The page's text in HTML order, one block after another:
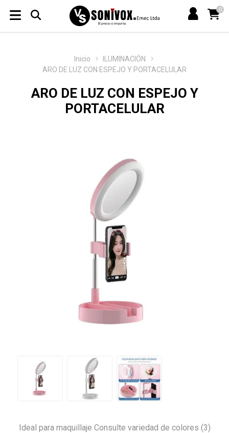
0
Inicio
ILUMINACIÓN
ARO DE LUZ CON ESPEJO Y PORTACELULAR
ARO DE LUZ CON ESPEJO Y
PORTACELULAR
Ideal para maquillaje Consulte variedad de colores (3)